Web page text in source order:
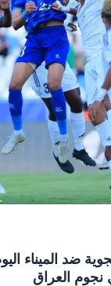
ضد الميناء
العراق